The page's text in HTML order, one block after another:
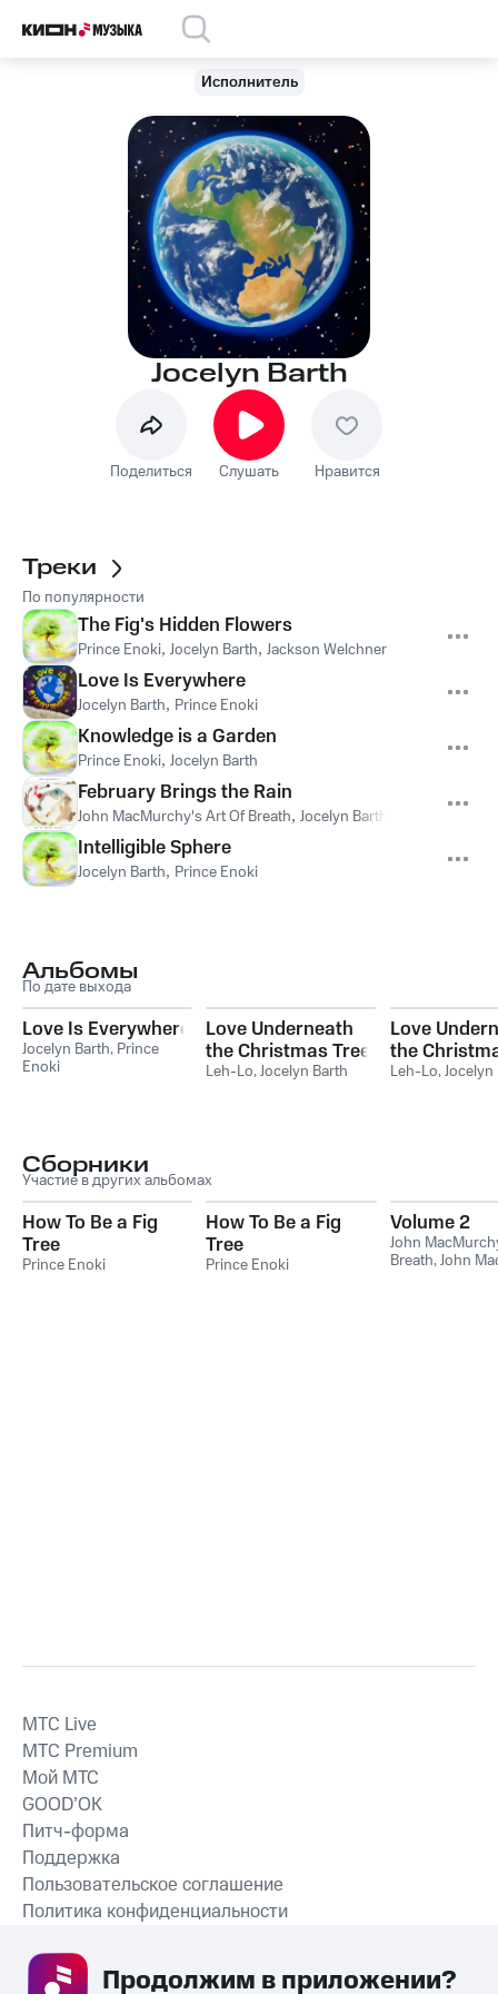
Исполнитель
Jocelyn Barth
Поделиться Слушать Нравится
Треки
По популярности
The Fig's Hidden Flowers
Prince Enoki, Jocelyn Barth, Jackson Welchner
Love Is Everywhere
Jocelyn Barth, Prince Enoki
Knowledge is a Garden
Prince Enoki, Jocelyn Barth
February Brings the Rain
John MacMurchy's Art Of Breath, Jocelyn Barth
Intelligible Sphere
Jocelyn Barth, Prince Enoki
Альбомы
По дате выхода
Love Is Everywhere
Jocelyn Barth, Prince
Enoki
Love Underneath
the Christmas Tree
- Radio Version
Leh-Lo,Jocelyn Barth
Love
the
Leh-Lo,Jocelyn
Сборники
Участие в других альбомах
How To Be a Fig
Tree
Prince Enoki
How To Be a Fig
Tree
Prince Enoki
Volume 2
John
Breath,John
СКАЧАТЬ ПРИЛОЖЕНИЕ
MTС Live
MTС Premium
Мой МТС
GOOD’OK
Питч-форма
Поддержка
Пользовательское соглашение
Политика конфиденциальности